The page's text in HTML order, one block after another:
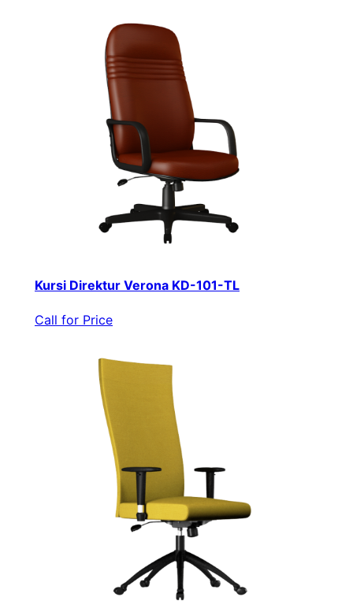
Kursi Direktur Verona KD-101-TL
Call for Price